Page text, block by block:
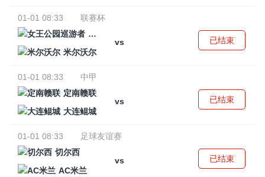
01-01 08:33
联赛杯
女王公园巡游者
vs
米尔沃尔
已结束
01-01 08:33
中甲
定南赣联
vs
大连鲲城
已结束
01-01 08:33
足球友谊赛
切尔西
vs
AC米兰
已结束